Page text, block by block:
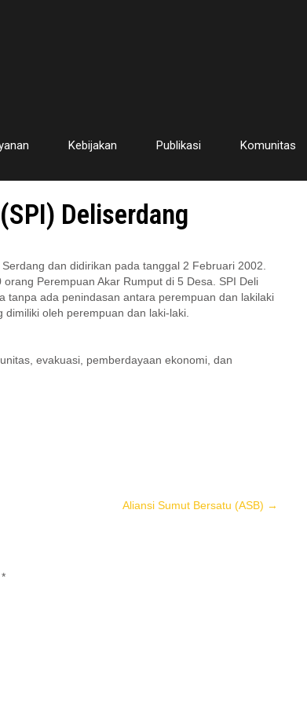
Kebijakan Publikasi Komunitas
Deliserdang
dan didirikan pada tanggal 2 Februari 2002.
Perempuan Akar Rumput di 5 Desa. SPI Deli
tanpa ada penindasan antara perempuan dan lakilaki
oleh perempuan dan laki-laki.
evakuasi, pemberdayaan ekonomi, dan
Aliansi Sumut Bersatu (ASB) →
*